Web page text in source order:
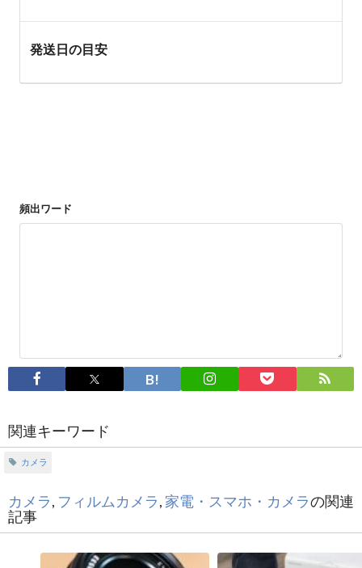
発送日の目安
頻出ワード
関連キーワード
カメラ
カメラ, フィルムカメラ, 家電・スマホ・カメラの関連
記事